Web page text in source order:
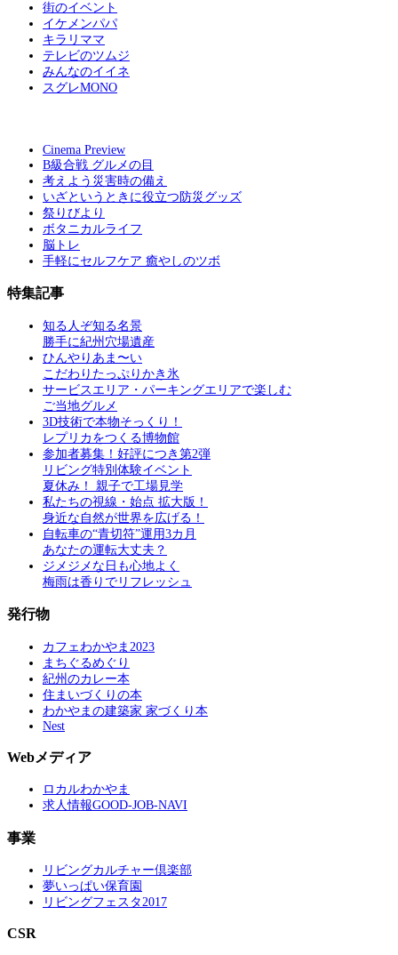
街のイベント
イケメンパパ
キラリママ
テレビのツムジ
みんなのイイネ
スグレMONO
Cinema Preview
B級合戦 グルメの目
考えよう災害時の備え
いざというときに役立つ防災グッズ
祭りびより
ボタニカルライフ
脳トレ
手軽にセルフケア 癒やしのツボ
特集記事
知る人ぞ知る名景
勝手に紀州穴場遺産
ひんやりあま〜い
こだわりたっぷりかき氷
サービスエリア・パーキングエリアで楽しむ
ご当地グルメ
3D技術で本物そっくり！
レプリカをつくる博物館
参加者募集！好評につき第2弾
リビング特別体験イベント
夏休み！ 親子で工場見学
私たちの視線・始点 拡大版！
身近な自然が世界を広げる！
自転車の“青切符”運用3カ月
あなたの運転大丈夫？
ジメジメな日も心地よく
梅雨は香りでリフレッシュ
発行物
カフェわかやま2023
まちぐるめぐり
紀州のカレー本
住まいづくりの本
わかやまの建築家 家づくり本
Nest
Webメディア
ロカルわかやま
求人情報GOOD-JOB-NAVI
事業
リビングカルチャー倶楽部
夢いっぱい保育園
リビングフェスタ2017
CSR